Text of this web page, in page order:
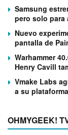
Samsung
pero solo para
Nuevo
pantalla de
Warhammer
Henry Cavill
Vmake Labs
a su
OHMYGEEK!